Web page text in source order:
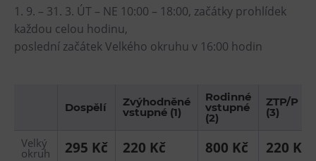
1. 9. – 31. 3. ÚT – NE 10:00 – 18:00, začátky prohlídek
každou celou hodinu,
poslední začátek Velkého okruhu v 16:00 hodin
Dospělí Zvýhodněné
vstupné (1)
Rodinné
vstupné
(2)
ZTP/P
(3)
Velký
okruh 295 Kč 220 Kč 800 Kč 220 Kč